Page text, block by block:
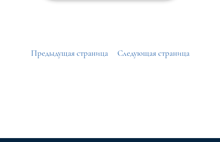
Предыдущая страница Следующая страница